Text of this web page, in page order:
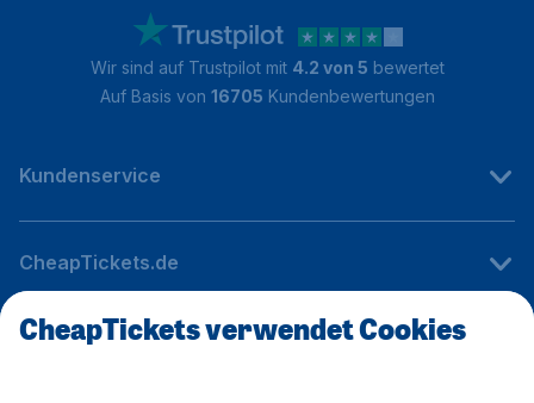
Wir sind auf Trustpilot mit 4.2 von 5 bewertet
Auf Basis von 16705 Kundenbewertungen
Kundenservice
CheapTickets.de
Internationale Webseiten
CheapTickets verwendet Cookies